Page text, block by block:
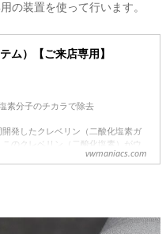
の装置を使って行います。
ム）【ご来店専用】
素分子のチカラで除去
発したクレベリン（二酸化塩素ガ
のクレベリン（二酸化塩素）がウ
vwmaniacs.com